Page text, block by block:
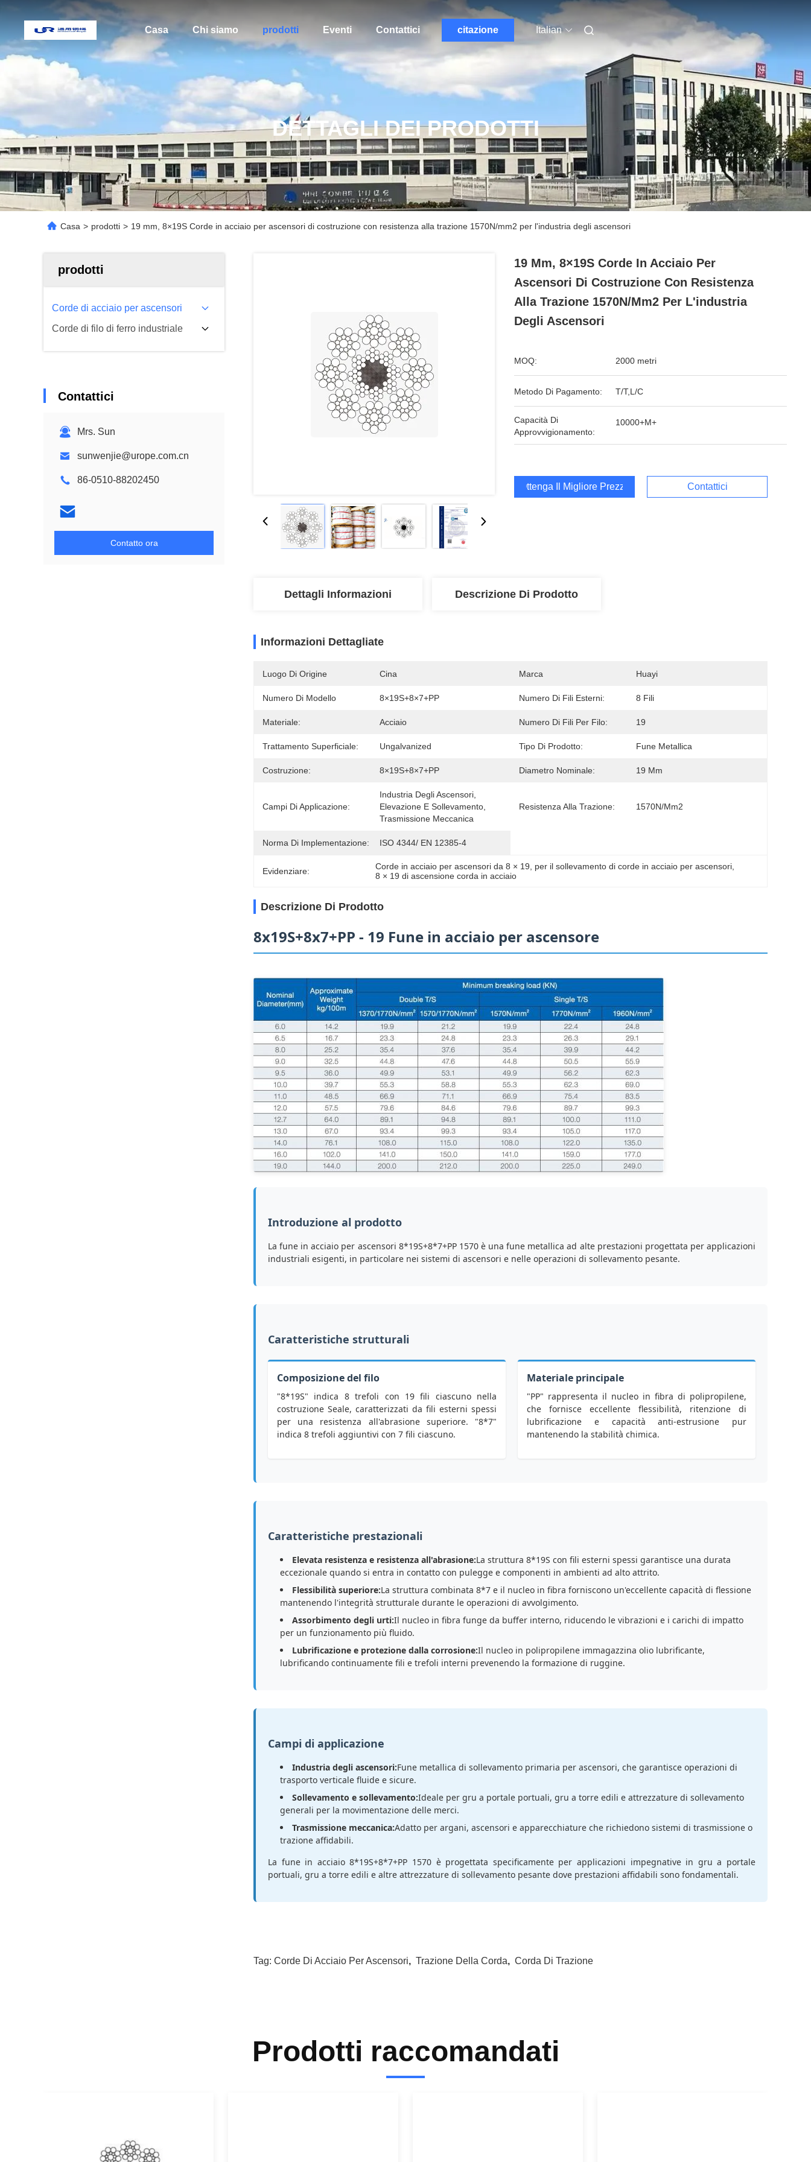
Casa Chi siamo prodotti Eventi Contattici citazione Italian
DETTAGLI DEI PRODOTTI
Casa > prodotti > 19 mm, 8×19S Corde in acciaio per ascensori di costruzione con resistenza alla trazione 1570N/mm2 per l'industria degli ascensori
prodotti
Corde di acciaio per ascensori
Corde di filo di ferro industriale
Contattici
Mrs. Sun
sunwenjie@urope.com.cn
86-0510-88202450
Contatto ora
19 Mm, 8×19S Corde In Acciaio Per
Ascensori Di Costruzione Con Resistenza
Alla Trazione 1570N/mm2 Per L'industria
Degli Ascensori
MOQ: 2000 metri
Metodo Di Pagamento: T/T,L/C
Capacità Di
Approvvigionamento:
10000+M+
Ottenga Il Migliore Prezzo Contattici
Dettagli Informazioni Descrizione Di Prodotto
Informazioni Dettagliate
Luogo Di Origine Cina Marca Huayi
Numero Di Modello 8×19S+8×7+PP Numero Di Fili Esterni: 8 Fili
Materiale: Acciaio Numero Di Fili Per Filo: 19
Trattamento Superficiale: Ungalvanized Tipo Di Prodotto: Fune Metallica
Costruzione: 8×19S+8×7+PP Diametro Nominale: 19 Mm
Campi Di Applicazione:
Industria Degli Ascensori,
Elevazione E Sollevamento,
Trasmissione Meccanica
Resistenza Alla Trazione: 1570N/mm2
Norma Di Implementazione: ISO 4344/ EN 12385-4
Evidenziare: Corde in acciaio per ascensori da 8 × 19 per il sollevamento di corde in acciaio per ascensori
8 × 19 di ascensione corda in acciaio
Descrizione Di Prodotto
8x19S+8x7+PP - 19 Fune in acciaio per ascensore
Introduzione al prodotto
La fune in acciaio per ascensori 8*19S+8*7+PP 1570 è una fune metallica ad alte prestazioni progettata per applicazioni
industriali esigenti, in particolare nei sistemi di ascensori e nelle operazioni di sollevamento pesante.
Caratteristiche strutturali
Composizione del filo
"8*19S" indica 8 trefoli con 19 fili ciascuno nella
costruzione Seale, caratterizzati da fili esterni spessi
per una resistenza all'abrasione superiore. "8*7"
indica 8 trefoli aggiuntivi con 7 fili ciascuno.
Materiale principale
"PP" rappresenta il nucleo in fibra di polipropilene,
che fornisce eccellente flessibilità, ritenzione di
lubrificazione e capacità anti-estrusione pur
mantenendo la stabilità chimica.
Caratteristiche prestazionali
Elevata resistenza e resistenza all'abrasione:La struttura 8*19S con fili esterni spessi garantisce una durata
eccezionale quando si entra in contatto con pulegge e componenti in ambienti ad alto attrito.
Flessibilità superiore:La struttura combinata 8*7 e il nucleo in fibra forniscono un'eccellente capacità di flessione
mantenendo l'integrità strutturale durante le operazioni di avvolgimento.
Assorbimento degli urti:Il nucleo in fibra funge da buffer interno, riducendo le vibrazioni e i carichi di impatto
per un funzionamento più fluido.
Lubrificazione e protezione dalla corrosione:Il nucleo in polipropilene immagazzina olio lubrificante,
lubrificando continuamente fili e trefoli interni prevenendo la formazione di ruggine.
Campi di applicazione
Industria degli ascensori:Fune metallica di sollevamento primaria per ascensori, che garantisce operazioni di
trasporto verticale fluide e sicure.
Sollevamento e sollevamento:Ideale per gru a portale portuali, gru a torre edili e attrezzature di sollevamento
generali per la movimentazione delle merci.
Trasmissione meccanica:Adatto per argani, ascensori e apparecchiature che richiedono sistemi di trasmissione o
trazione affidabili.
La fune in acciaio 8*19S+8*7+PP 1570 è progettata specificamente per applicazioni impegnative in gru a portale
portuali, gru a torre edili e altre attrezzature di sollevamento pesante dove prestazioni affidabili sono fondamentali.
Tag: Corde Di Acciaio Per Ascensori, Trazione Della Corda, Corda Di Trazione
Prodotti raccomandati